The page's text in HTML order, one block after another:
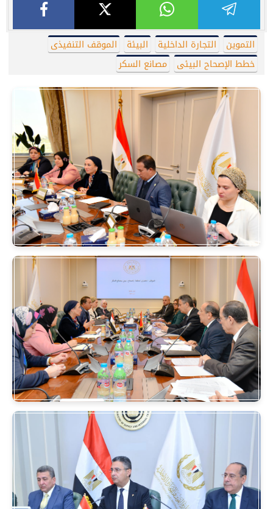
التموين التجارة الداخلية البيئة
الموقف التنفيذى
خطط الإصحاح البيئى
مصانع السكر